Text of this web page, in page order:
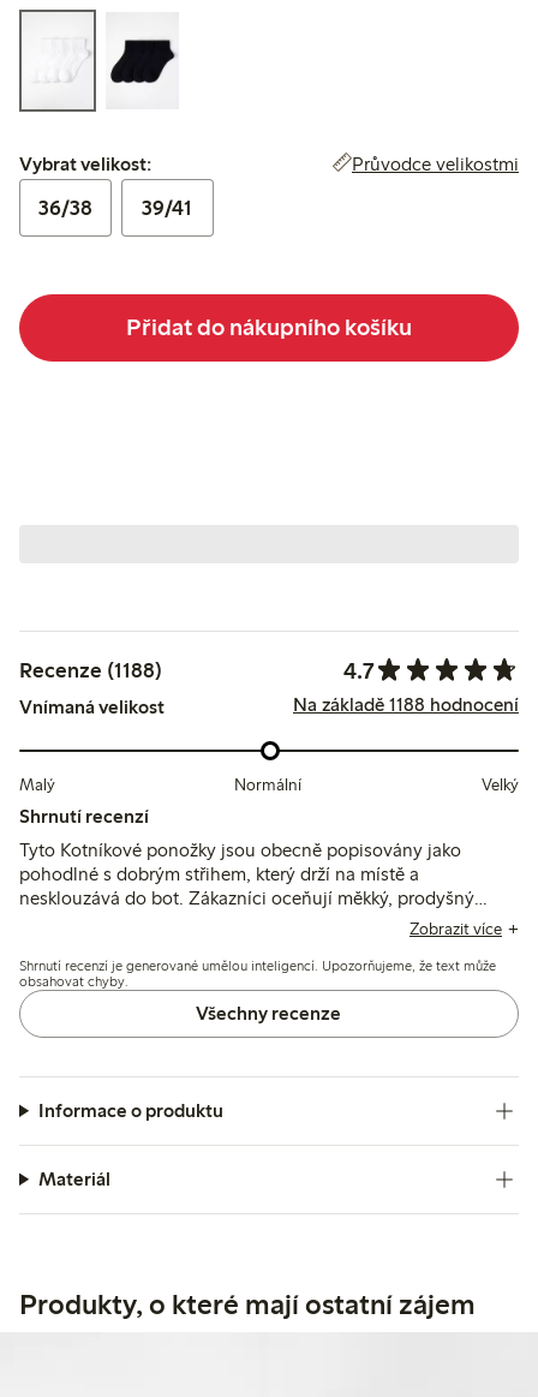
Vybrat velikost:
Vybrat velikost: Průvodce velikostmi
36/38 39/41
Přidat do nákupního košíku
Recenze (1188) 4.7
Vnímaná velikost Na základě 1188 hodnocení
Malý Normální Velký
Shrnutí recenzí
Tyto Kotníkové ponožky jsou obecně popisovány jako
pohodlné s dobrým střihem, který drží na místě a
nesklouzává do bot. Zákazníci oceňují měkký, prodyšný
materiál a vhodnou výšku nad kotníkem, i když někteří
zejména kolem pat a prstů.
Zobrazit více
Shrnutí recenzí je generované umělou inteligencí. Upozorňujeme, že text může
obsahovat chyby.
Všechny recenze
Informace o produktu
Materiál
Produkty, o které mají ostatní zájem